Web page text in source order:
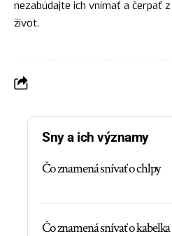
nezabúdajte ich vnímať a čerpať
život.
Sny a ich významy
Čo znamená snívať o chlpy
Čo znamená snívať o kabelka